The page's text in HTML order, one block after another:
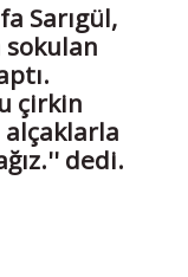
Sarıgül,
sokulan
çirkin
dedi.